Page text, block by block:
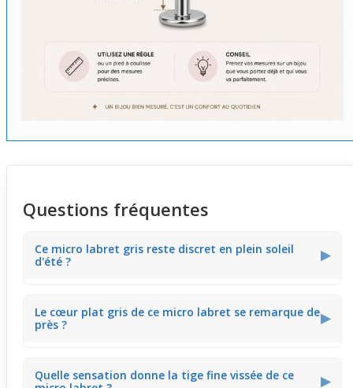
Questions fréquentes
Ce micro labret gris reste discret en plein soleil
d'été ?
▶
petit cœur plat gris de 3 mm, qui capte légèrement la
lumière. En été, il offre un éclat subtil sans paraître trop
Le cœur plat gris de ce micro labret se remarque de
près ?
▶
uniquement de près. Sur le visage, ce bijou micro labret
Quelle sensation donne la tige fine vissée de ce
▶